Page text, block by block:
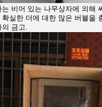
는 비어 있는 나무상자에 의해
확실한 더에 대한 많은 버블을
금고.